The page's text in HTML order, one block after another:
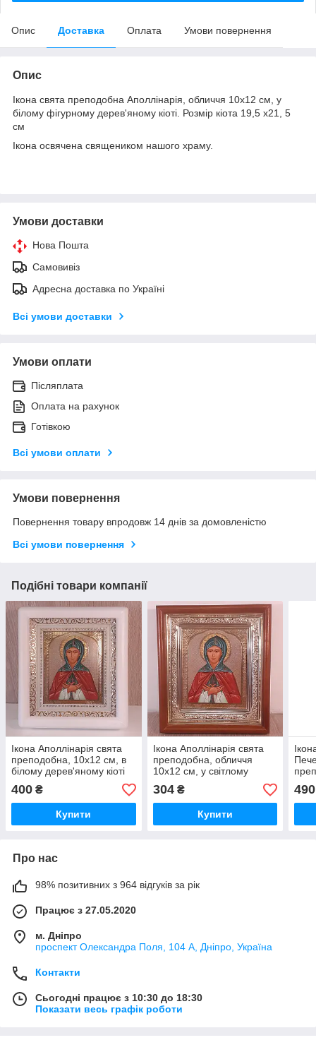
Опис Доставка Оплата Умови повернення
Опис
Ікона свята преподобна Аполлінарія, обличчя 10х12 см, у
білому фігурному дерев'яному кіоті. Розмір кіота 19,5 х21, 5
см
Ікона освячена священиком нашого храму.
Умови доставки
Нова Пошта
Самовивіз
Адресна доставка по Україні
Всі умови доставки
Умови оплати
Післяплата
Оплата на рахунок
Готівкою
Всі умови оплати
Умови повернення
Повернення товару впродовж 14 днів за домовленістю
Всі умови повернення
Подібні товари компанії
Ікона Аполлінарія свята
преподобна, 10х12 см, в
білому дерев'яному кіоті
400 ₴
Купити
Ікона Аполлінарія свята
преподобна, обличчя
10х12 см, у світлому
прямому дерев'яному кіоті
304₴
Купити
490
Про нас
98% позитивних з 964 відгуків за рік
Працює з 27.05.2020
м. Дніпро
проспект Олександра Поля, 104 А, Дніпро, Україна
Контакти
Сьогодні працює з 10:30 до 18:30
Показати весь графік роботи